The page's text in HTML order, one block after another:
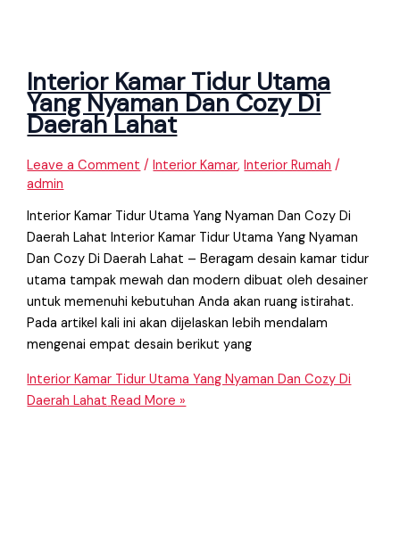
Interior Kamar Tidur Utama
Yang Nyaman Dan Cozy Di
Daerah Lahat
Leave a Comment /Interior Kamar,Interior Rumah /
admin
Interior Kamar Tidur Utama Yang Nyaman Dan Cozy Di
Daerah Lahat Interior Kamar Tidur Utama Yang Nyaman
Dan Cozy Di Daerah Lahat – Beragam desain kamar tidur
utama tampak mewah dan modern dibuat oleh desainer
untuk memenuhi kebutuhan Anda akan ruang istirahat.
Pada artikel kali ini akan dijelaskan lebih mendalam
mengenai empat desain berikut yang
Interior Kamar Tidur Utama Yang Nyaman Dan Cozy Di
Daerah Lahat Read More »